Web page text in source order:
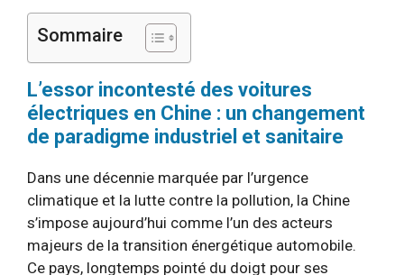
Sommaire
L’essor incontesté des voitures
électriques en Chine : un changement
de paradigme industriel et sanitaire
Dans une décennie marquée par l’urgence
climatique et la lutte contre la pollution, la Chine
s’impose aujourd’hui comme l’un des acteurs
majeurs de la transition énergétique automobile.
Ce pays, longtemps pointé du doigt pour ses